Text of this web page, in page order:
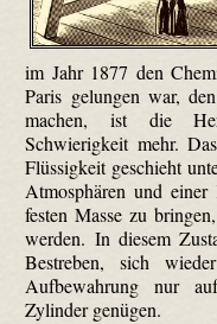
im Jahr 1877 den
Paris gelungen war,
machen, ist die
Schwierigkeit mehr.
Flüssigkeit geschieht
Atmosphären und
festen Masse zu
werden. In diesem
Bestreben, sich
Aufbewahrung nur
Zylinder genügen.